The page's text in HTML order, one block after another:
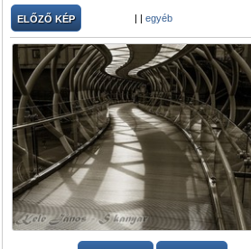
ELŐZŐ KÉP | | egyéb